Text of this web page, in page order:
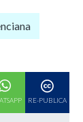
RE-PUBLICA